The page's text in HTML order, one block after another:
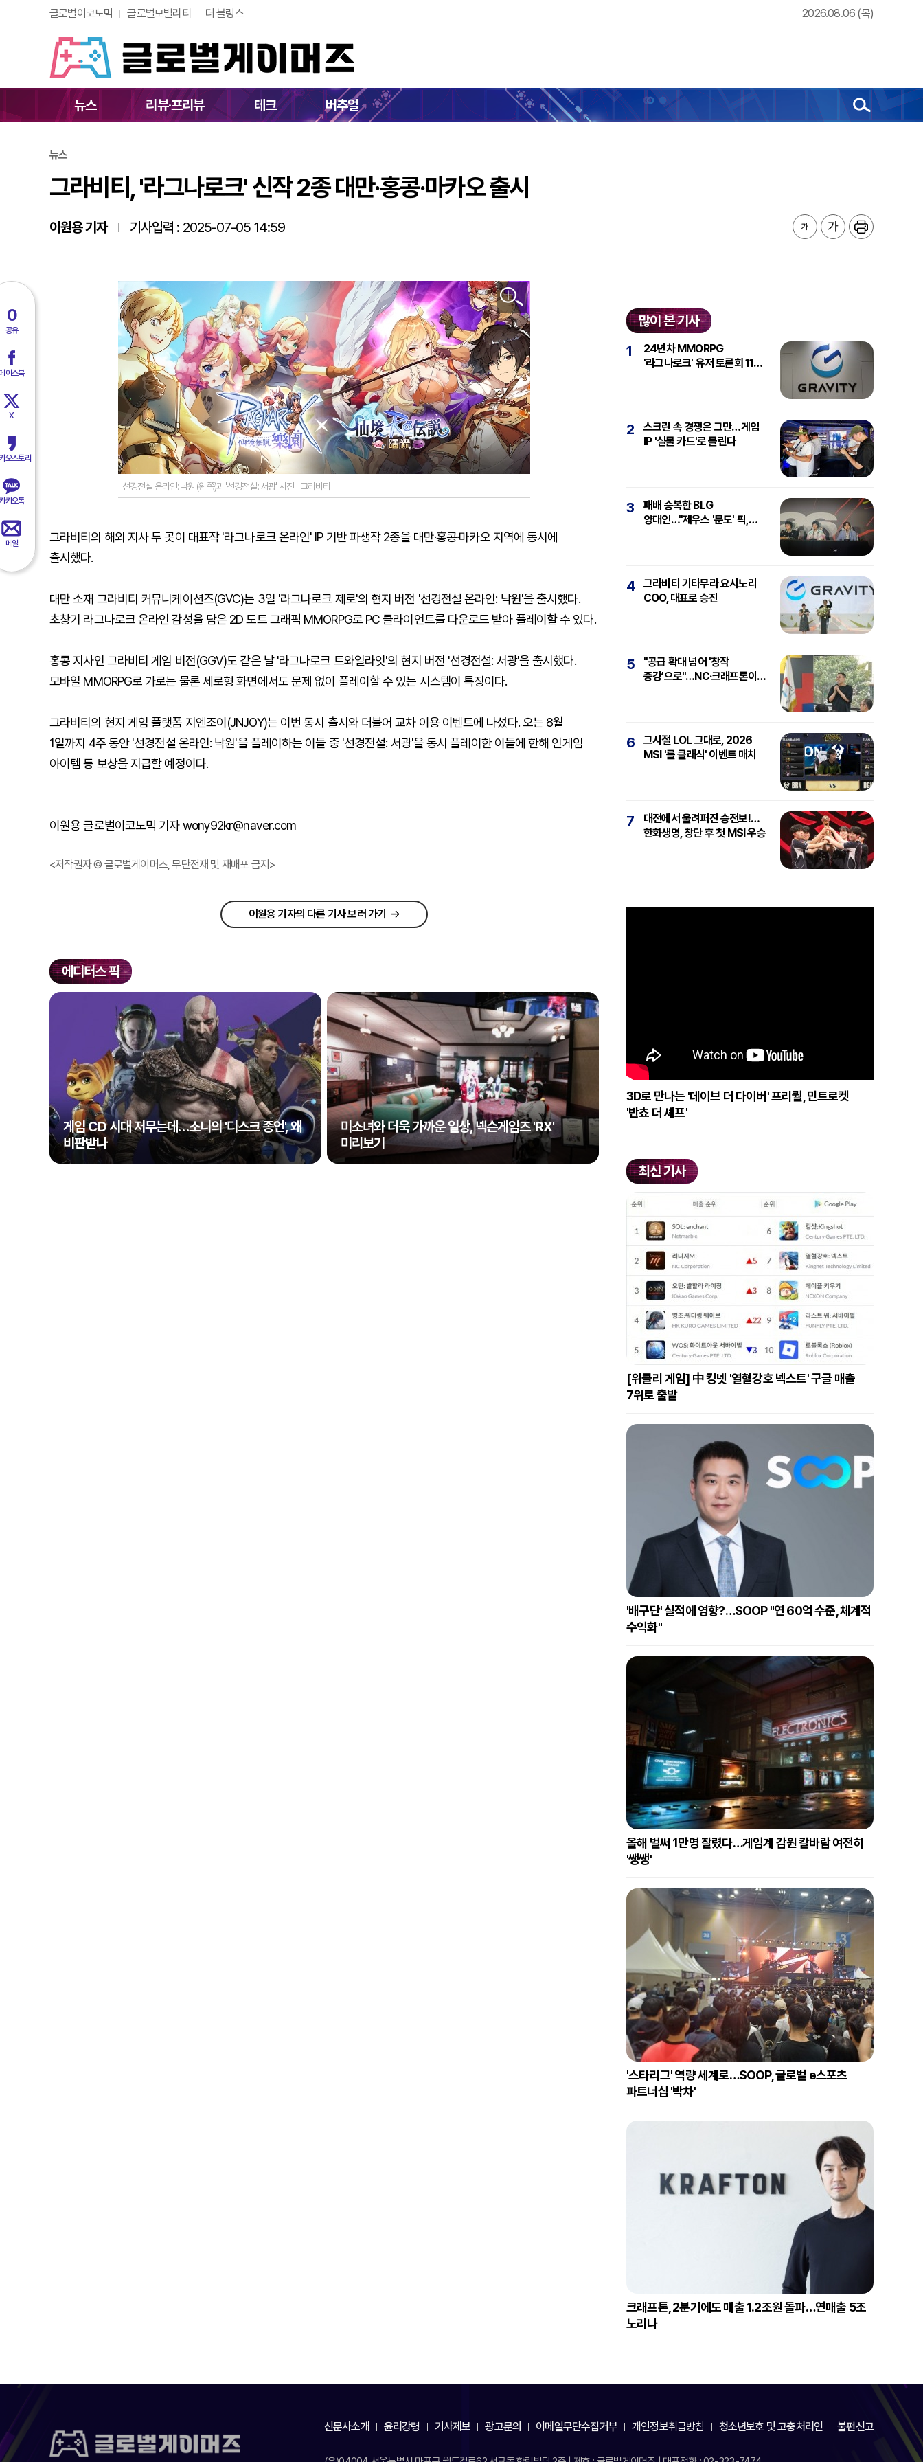
글로벌이코노믹 글로벌모빌리티 더 블링스 2026.08.06 (목)
뉴스 리뷰·프리뷰 테크 버추얼
그라비티, '라그나로크' 신작 2종 대만·홍콩·마카오 출시
0
공유
이스북
X
오스토리
카오톡
메일
뉴스
그라비티, '라그나로크' 신작 2종 대만·홍콩·마카오 출시
이원용 기자 기사입력 : 2025-07-05 14:59
'선경전설 온라인: 낙원'(왼쪽)과 '선경전설: 서광'. 사진=그라비티
그라비티의 해외 지사 두 곳이 대표작 '라그나로크 온라인' IP 기반 파생작 2종을 대만·홍콩·마카오 지역에 동시에
출시했다.
대만 소재 그라비티 커뮤니케이션즈(GVC)는 3일 '라그나로크 제로'의 현지 버전 '선경전설 온라인: 낙원'을 출시했다.
초창기 라그나로크 온라인 감성을 담은 2D 도트 그래픽 MMORPG로 PC 클라이언트를 다운로드 받아 플레이할 수 있다.
홍콩 지사인 그라비티 게임 비전(GGV)도 같은 날 '라그나로크 트와일라잇'의 현지 버전 '선경전설: 서광'을 출시했다.
모바일 MMORPG로 가로는 물론 세로형 화면에서도 문제 없이 플레이할 수 있는 시스템이 특징이다.
그라비티의 현지 게임 플랫폼 지엔조이(JNJOY)는 이번 동시 출시와 더불어 교차 이용 이벤트에 나섰다. 오는 8월
1일까지 4주 동안 '선경전설 온라인: 낙원'을 플레이하는 이들 중 '선경전설: 서광'을 동시 플레이한 이들에 한해 인게임
아이템 등 보상을 지급할 예정이다.
이원용 글로벌이코노믹 기자 wony92kr@naver.com
<저작권자 © 글로벌게이머즈, 무단전재 및 재배포 금지>
이원용 기자의 다른 기사 보러 가기
에디터스 픽
게임 CD 시대 저무는데…소니의 '디스크 종언', 왜
비판받나
미소녀와 더욱 가까운 일상, 넥슨게임즈 'RX'
미리보기
많이 본 기사
1
24년차 MMORPG
'라그나로크' 유저 토론회 11일
2
스크린 속 경쟁은 그만…게임
IP '실물 카드'로 몰린다
3
패배 승복한 BLG
양대인…"제우스 '문도' 픽,
4
그라비티 기타무라 요시노리
COO, 대표로 승진
5
"공급 확대 넘어 '창작
증강'으로"…NC·크래프톤이
6
그시절 LOL 그대로, 2026
MSI '롤 클래식' 이벤트 매치
7
대전에서 울려퍼진 승전보!…
한화생명, 창단 후 첫 MSI 우승
3D로 만나는 '데이브 더 다이버' 프리퀄, 민트로켓
'반쵸 더 셰프'
최신 기사
[위클리 게임] 中 킹넷 '열혈강호 넥스트' 구글 매출
7위로 출발
'배구단' 실적에 영향?…SOOP "연 60억 수준, 체계적
수익화"
올해 벌써 1만명 잘렸다…게임계 감원 칼바람 여전히
'쌩쌩'
'스타리그' 역량 세계로…SOOP, 글로벌 e스포츠
파트너십 '박차'
크래프톤, 2분기에도 매출 1.2조원 돌파…연매출 5조
노리나
신문사소개 윤리강령 기사제보 광고문의 이메일무단수집거부 개인정보취급방침 청소년보호 및 고충처리인 불편신고